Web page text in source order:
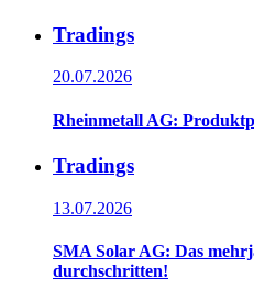
Tradings
20.07.2026
Rheinmetall AG:
Tradings
13.07.2026
SMA Solar AG: Das
durchschritten!